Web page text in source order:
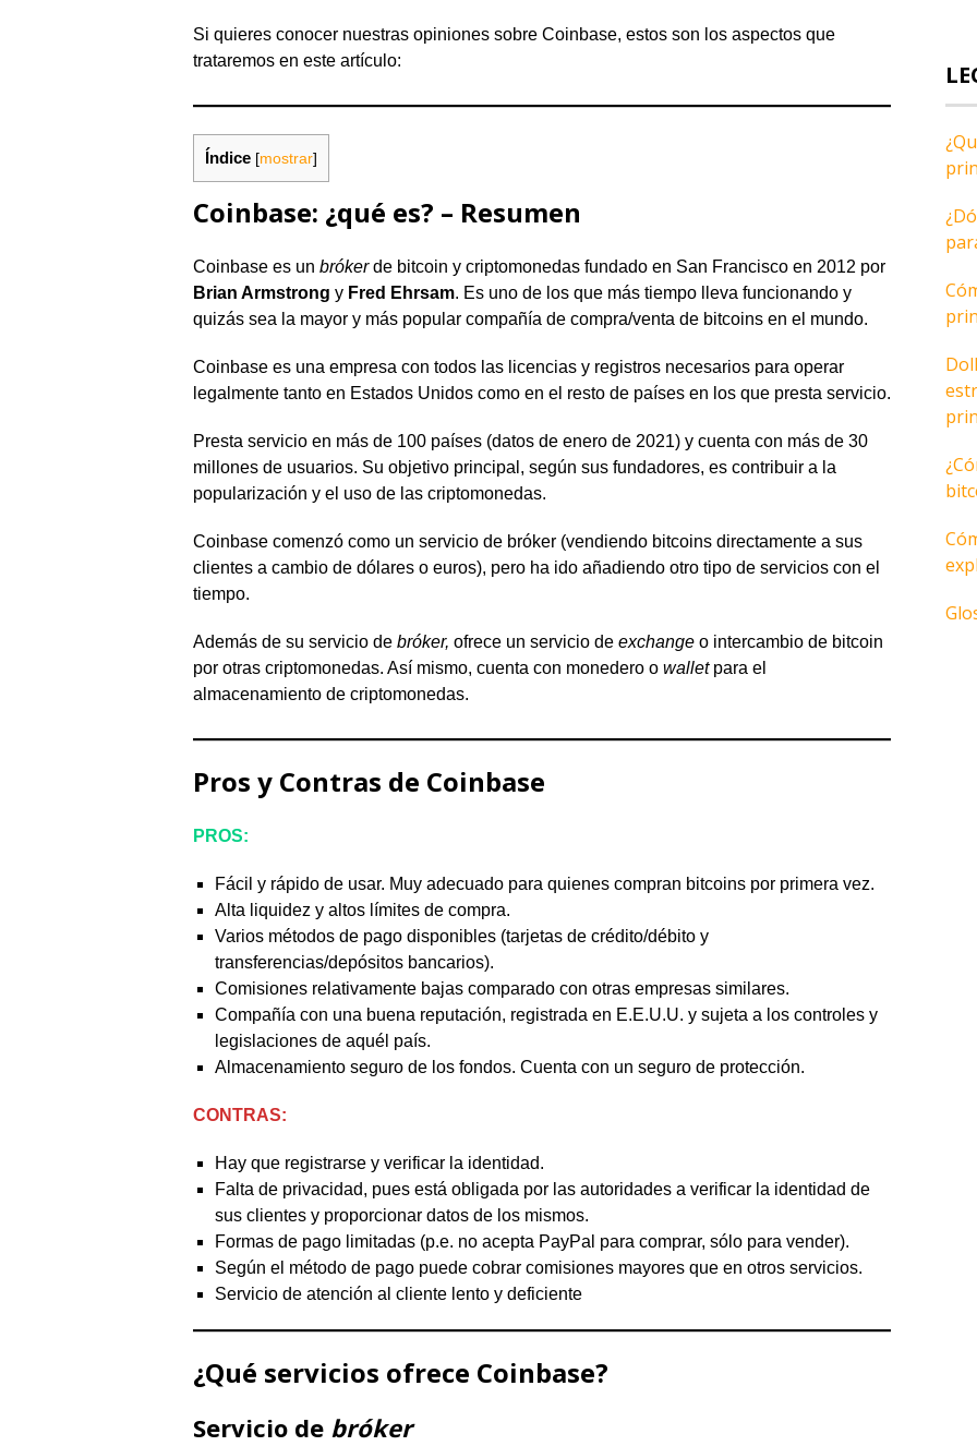
Si quieres conocer nuestras opiniones sobre Coinbase, estos son los aspectos que
trataremos en este artículo:
Índice [mostrar]
Coinbase: ¿qué es? – Resumen
Coinbase es un brókerde bitcoin y criptomonedas fundado en San Francisco en 2012 por
Brian Armstrong y Fred Ehrsam. Es uno de los que más tiempo lleva funcionando y
quizás sea la mayor y más popular compañía de compra/venta de bitcoins en el mundo.
Coinbase es una empresa con todos las licencias y registros necesarios para operar
legalmente tanto en Estados Unidos como en el resto de países en los que presta servicio.
Presta servicio en más de 100 países (datos de enero de 2021) y cuenta con más de 30
millones de usuarios. Su objetivo principal, según sus fundadores, es contribuir a la
popularización y el uso de las criptomonedas.
Coinbase comenzó como un servicio de bróker (vendiendo bitcoins directamente a sus
clientes a cambio de dólares o euros), pero ha ido añadiendo otro tipo de servicios con el
tiempo.
Además de su servicio de bróker, ofrece un servicio de exchange o intercambio de bitcoin
por otras criptomonedas. Así mismo, cuenta con monedero o walletpara el
almacenamiento de criptomonedas.
Pros y Contras de Coinbase
PROS:
Fácil y rápido de usar. Muy adecuado para quienes compran bitcoins por primera vez.
Alta liquidez y altos límites de compra.
Varios métodos de pago disponibles (tarjetas de crédito/débito y
transferencias/depósitos bancarios).
Comisiones relativamente bajas comparado con otras empresas similares.
Compañía con una buena reputación, registrada en E.E.U.U. y sujeta a los controles y
legislaciones de aquél país.
Almacenamiento seguro de los fondos. Cuenta con un seguro de protección.
CONTRAS:
Hay que registrarse y verificar la identidad.
Falta de privacidad, pues está obligada por las autoridades a verificar la identidad de
sus clientes y proporcionar datos de los mismos.
Formas de pago limitadas (p.e. no acepta PayPal para comprar, sólo para vender).
Según el método de pago puede cobrar comisiones mayores que en otros servicios.
Servicio de atención al cliente lento y deficiente
¿Qué servicios ofrece Coinbase?
Servicio de bróker